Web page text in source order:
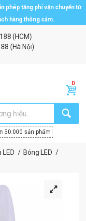
phép tăng phí vận chuyển từ
hàng thông cảm.
(HCM)
(Hà Nội)
50.000 sản phẩm
LED
Bóng LED